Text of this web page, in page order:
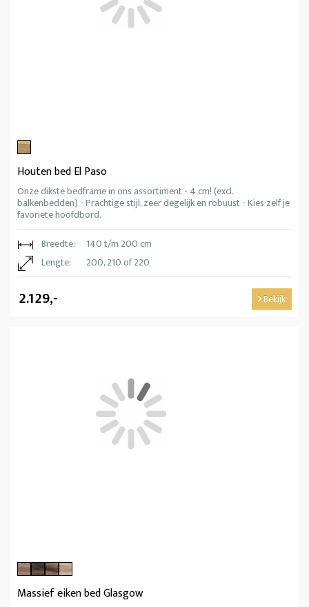
Houten bed El Paso
Onze dikste bedframe in ons assortiment - 4 cm! (excl.
balkenbedden) - Prachtige stijl, zeer degelijk en robuust - Kies zelf je
favoriete hoofdbord.
Breedte:
140 t/m 200 cm
Lengte:
200, 210 of 220
2.129,- Bekijk
Massief eiken bed Glasgow